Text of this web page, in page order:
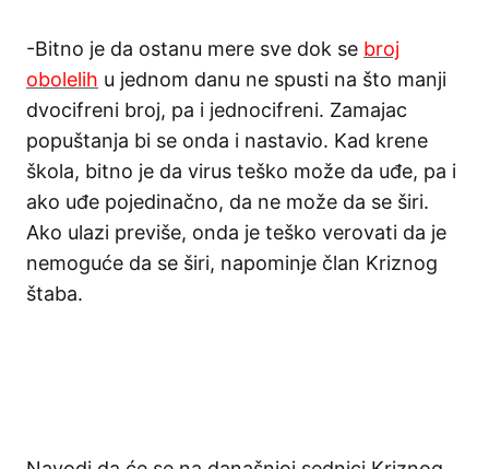
-Bitno je da ostanu mere sve dok se broj
obolelih u jednom danu ne spusti na što manji
dvocifreni broj, pa i jednocifreni. Zamajac
popuštanja bi se onda i nastavio. Kad krene
škola, bitno je da virus teško može da uđe, pa i
ako uđe pojedinačno, da ne može da se širi.
Ako ulazi previše, onda je teško verovati da je
nemoguće da se širi, napominje član Kriznog
štaba.